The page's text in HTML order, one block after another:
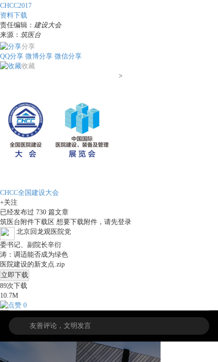
CHCC2017
资料下载
责任编辑： 建设大会
来源： 筑医台
分享
QQ分享 微博分享 微信分享
收藏
>
CHCC全国建设大会
+关注
已经发布过 730 篇文章
筑医台附件下载区 想要下载附件，请先登录
北京回龙观医院党
委书记、副院长辛衍
涛：调适能否成为绿色
医院建设的新支点.zip
立即下载
89次下载
10.7M
0